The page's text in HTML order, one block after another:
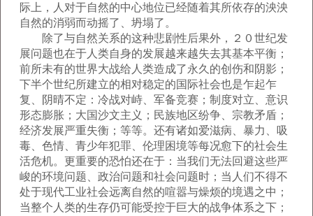
际上，人对于自然的中心地位已经随着其所依存的泱泱
自然的消弱而动摇了、坍塌了。
除了与自然关系的这种悲剧性后果外，２０世纪发
展问题也在于人类自身的发展越来越失去其基本平衡；
前所未有的世界大战给人类造成了永久的创伤和阴影；
下半个世纪所建立的相对稳定的国际社会也是乍起乍
复、阴晴不定：冷战对峙、军备竞赛；制度对立、意识
形态膨胀；大国沙文主义；民族地区纷争、宗教矛盾；
经济发展严重失衡；等等。还有诸如爱滋病、暴力、吸
毒、色情、青少年犯罪、伦理困境等每况愈下的社会生
活危机。更重要的恐怕还在于：当我们无法回避这些严
峻的环境问题、政治问题和社会问题时；当人们不得不
处于现代工业社会远离自然的喧嚣与燥烦的境遇之中；
当整个人类的生存仍可能受控于巨大的战争体系之下；